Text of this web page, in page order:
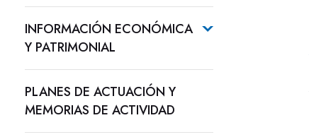
INFORMACIÓN ECONÓMICA
Y PATRIMONIAL
PLANES DE ACTUACIÓN Y
MEMORIAS DE ACTIVIDAD